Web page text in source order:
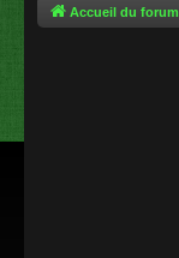
Accueil du forum